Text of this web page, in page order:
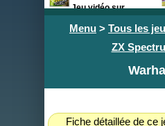
Menu > Tous les
ZX
Fiche détaillée de ce
Jeu vidéo sur
Nintendo Switch